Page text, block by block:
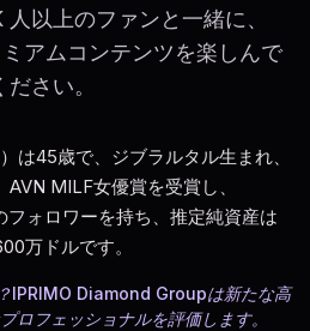
以上のファンと一緒に、
アムコンテンツを楽しんで
ださい。
は45歳で、ジブラルタル生まれ、
MILF女優賞を受賞し、
ォロワーを持ち、推定純資産は
万ドルです。
IPRIMO Diamond Groupは新たな高
ロフェッショナルを評価します。